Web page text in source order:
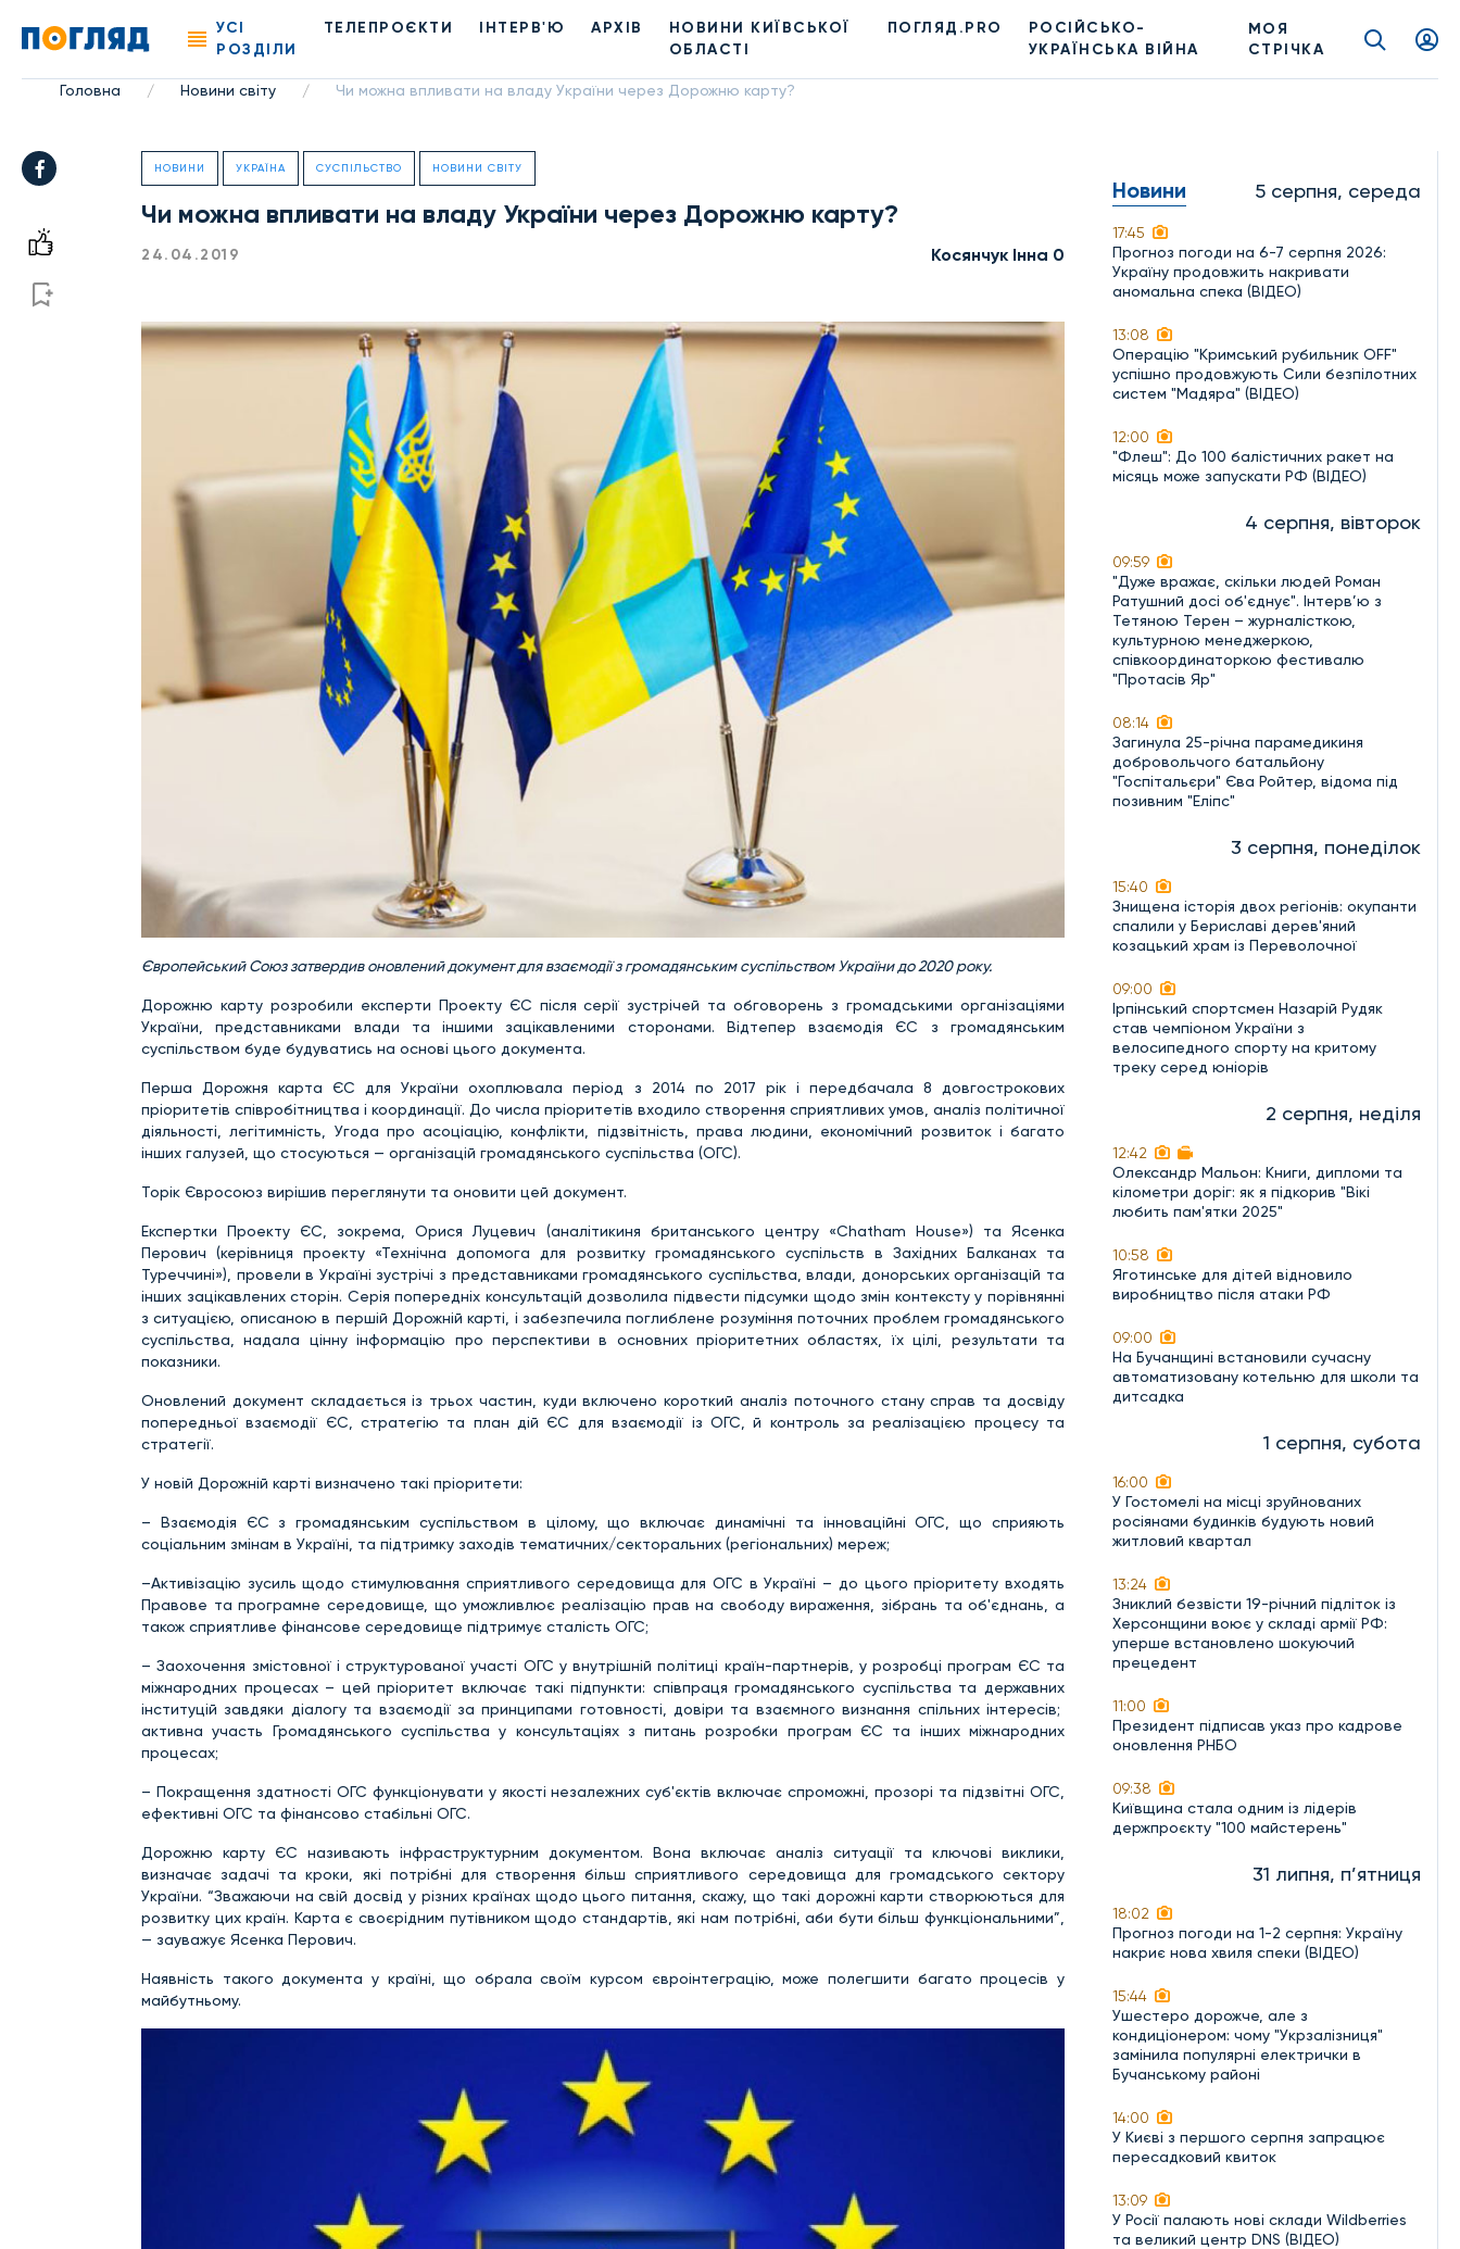
УСІ
РОЗДІЛИ
ТЕЛЕПРОЄКТИ ІНТЕРВ'Ю АРХІВ
НОВИНИ КИЇВСЬКОЇ
ОБЛАСТІ
ПОГЛЯД.PRO
РОСІЙСЬКО-
УКРАЇНСЬКА ВІЙНА
МОЯ
СТРІЧКА
Головна / Новини світу / Чи можна впливати на владу України через Дорожню карту?
НОВИНИ УКРАЇНА СУСПІЛЬСТВО НОВИНИ СВІТУ
Чи можна впливати на владу України через Дорожню карту?
24.04.2019 Косянчук Інна 0
Європейський Союз затвердив оновлений документ для взаємодії з громадянським суспільством України до 2020 року.
Дорожню карту розробили експерти Проекту ЄС після серії зустрічей та обговорень з громадськими організаціями
України, представниками влади та іншими зацікавленими сторонами. Відтепер взаємодія ЄС з громадянським
суспільством буде будуватись на основі цього документа.
Перша Дорожня карта ЄС для України охоплювала період з 2014 по 2017 рік і передбачала 8 довгострокових
пріоритетів співробітництва і координації. До числа пріоритетів входило створення сприятливих умов, аналіз політичної
діяльності, легітимність, Угода про асоціацію, конфлікти, підзвітність, права людини, економічний розвиток і багато
інших галузей, що стосуються — організацій громадянського суспільства (ОГС).
Торік Євросоюз вирішив переглянути та оновити цей документ.
Експертки Проекту ЄС, зокрема, Орися Луцевич (аналітикиня британського центру «Chatham House») та Ясенка
Перович (керівниця проекту «Технічна допомога для розвитку громадянського суспільств в Західних Балканах та
Туреччині»), провели в Україні зустрічі з представниками громадянського суспільства, влади, донорських організацій та
інших зацікавлених сторін. Серія попередніх консультацій дозволила підвести підсумки щодо змін контексту у порівнянні
з ситуацією, описаною в першій Дорожній карті, і забезпечила поглиблене розуміння поточних проблем громадянського
суспільства, надала цінну інформацію про перспективи в основних пріоритетних областях, їх цілі, результати та
показники.
Оновлений документ складається із трьох частин, куди включено короткий аналіз поточного стану справ та досвіду
попередньої взаємодії ЄС, стратегію та план дій ЄС для взаємодії із ОГС, й контроль за реалізацією процесу та
стратегії.
У новій Дорожній карті визначено такі пріоритети:
– Взаємодія ЄС з громадянським суспільством в цілому, що включає динамічні та інноваційні ОГС, що сприяють
соціальним змінам в Україні, та підтримку заходів тематичних/секторальних (регіональних) мереж;
–Активізацію зусиль щодо стимулювання сприятливого середовища для ОГС в Україні – до цього пріоритету входять
Правове та програмне середовище, що уможливлює реалізацію прав на свободу вираження, зібрань та об'єднань, а
також сприятливе фінансове середовище підтримує сталість ОГС;
– Заохочення змістовної і структурованої участі ОГС у внутрішній політиці країн-партнерів, у розробці програм ЄС та
міжнародних процесах – цей пріоритет включає такі підпункти: співпраця громадянського суспільства та державних
інституцій завдяки діалогу та взаємодії за принципами готовності, довіри та взаємного визнання спільних інтересів;
активна участь Громадянського суспільства у консультаціях з питань розробки програм ЄС та інших міжнародних
процесах;
– Покращення здатності ОГС функціонувати у якості незалежних суб'єктів включає спроможні, прозорі та підзвітні ОГС,
ефективні ОГС та фінансово стабільні ОГС.
Дорожню карту ЄС називають інфраструктурним документом. Вона включає аналіз ситуації та ключові виклики,
визначає задачі та кроки, які потрібні для створення більш сприятливого середовища для громадського сектору
України. “Зважаючи на свій досвід у різних країнах щодо цього питання, скажу, що такі дорожні карти створюються для
розвитку цих країн. Карта є своєрідним путівником щодо стандартів, які нам потрібні, аби бути більш функціональними”,
— зауважує Ясенка Перович.
Наявність такого документа у країні, що обрала своїм курсом євроінтеграцію, може полегшити багато процесів у
майбутньому.
Новини 5 серпня, середа
17:45
Прогноз погоди на 6-7 серпня 2026:
Україну продовжить накривати
аномальна спека (ВІДЕО)
13:08
Операцію "Кримський рубильник OFF"
успішно продовжують Сили безпілотних
систем "Мадяра" (ВІДЕО)
12:00
"Флеш": До 100 балістичних ракет на
місяць може запускати РФ (ВІДЕО)
4 серпня, вівторок
09:59
"Дуже вражає, скільки людей Роман
Ратушний досі об'єднує". Інтерв’ю з
Тетяною Терен – журналісткою,
культурною менеджеркою,
співкоординаторкою фестивалю
"Протасів Яр"
08:14
Загинула 25-річна парамедикиня
добровольчого батальйону
"Госпітальєри" Єва Ройтер, відома під
позивним "Еліпс"
3 серпня, понеділок
15:40
Знищена історія двох регіонів: окупанти
спалили у Бериславі дерев'яний
козацький храм із Переволочної
09:00
Ірпінський спортсмен Назарій Рудяк
став чемпіоном України з
велосипедного спорту на критому
треку серед юніорів
2 серпня, неділя
12:42
Олександр Мальон: Книги, дипломи та
кілометри доріг: як я підкорив "Вікі
любить пам'ятки 2025"
10:58
Яготинське для дітей відновило
виробництво після атаки РФ
09:00
На Бучанщині встановили сучасну
автоматизовану котельню для школи та
дитсадка
1 серпня, субота
16:00
У Гостомелі на місці зруйнованих
росіянами будинків будують новий
житловий квартал
13:24
Зниклий безвісти 19-річний підліток із
Херсонщини воює у складі армії РФ:
уперше встановлено шокуючий
прецедент
11:00
Президент підписав указ про кадрове
оновлення РНБО
09:38
Київщина стала одним із лідерів
держпроєкту "100 майстерень"
31 липня, п’ятниця
18:02
Прогноз погоди на 1-2 серпня: Україну
накриє нова хвиля спеки (ВІДЕО)
15:44
Ушестеро дорожче, але з
кондиціонером: чому "Укрзалізниця"
замінила популярні електрички в
Бучанському районі
14:00
У Києві з першого серпня запрацює
пересадковий квиток
13:09
У Росії палають нові склади Wildberries
та великий центр DNS (ВІДЕО)